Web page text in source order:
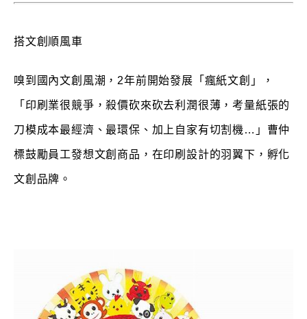
搭文創順風車
嗅到國內文創風潮，2年前開始發展「瘋紙文創」，
「印刷業很競爭，殺價砍來砍去利潤很薄，考量紙張的
刀模成本最經濟、最環保、加上自家有切割機…」曹仲
標鼓勵員工發想文創商品，在印刷設計的羽翼下，孵化
文創品牌。